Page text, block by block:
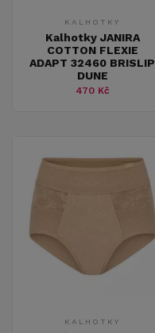
KALHOTKY
Kalhotky JANIRA
COTTON FLEXIE
ADAPT 32460 BRISLIP
DUNE
470 Kč
KALHOTKY